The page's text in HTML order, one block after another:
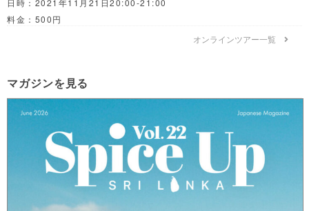
日時：2021年11月21日20:00-21:00
料金：500円
オンラインツアー一覧
マガジンを見る